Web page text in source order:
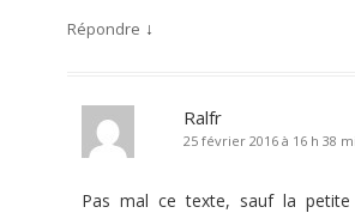
Répondre ↓
Ralfr
25 février 2016 à 16 h 38
Pas mal ce texte, sauf la petite